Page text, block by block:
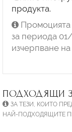
продукта.
Промоцията
за периода
изчерпване
ПОДХОДЯЩИ
ЗА ТЕЗИ, КОИТО
НАЙ-ПОДХОДЯЩИТЕ